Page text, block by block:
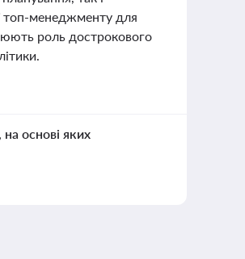
топ-менеджменту для
роль дострокового
основі яких